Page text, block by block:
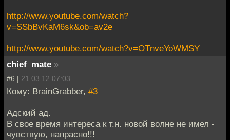
http://www.youtube.com/watch?
v=SSbBvKaM6sk&ob=av2e
http://www.youtube.com/watch?v=OTnveYoWMSY
chief_mate »
#6 | 21.03.12 07:03
Кому: BrainGrabber, #3
Адский ад.
В свое время интереса к т.н. новой волне не имел -
чувствую, напрасно!!!